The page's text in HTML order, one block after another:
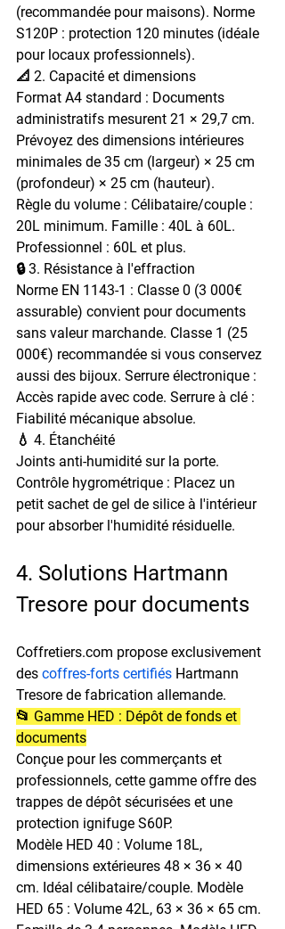
(recommandée pour maisons). Norme
S120P : protection 120 minutes (idéale
pour locaux professionnels).
📐 2. Capacité et dimensions
Format A4 standard : Documents
administratifs mesurent 21 × 29,7 cm.
Prévoyez des dimensions intérieures
minimales de 35 cm (largeur) × 25 cm
(profondeur) × 25 cm (hauteur).
Règle du volume : Célibataire/couple :
20L minimum. Famille : 40L à 60L.
Professionnel : 60L et plus.
🔒 3. Résistance à l'effraction
Norme EN 1143-1 : Classe 0 (3 000€
assurable) convient pour documents
sans valeur marchande. Classe 1 (25
000€) recommandée si vous conservez
aussi des bijoux. Serrure électronique :
Accès rapide avec code. Serrure à clé :
Fiabilité mécanique absolue.
💧 4. Étanchéité
Joints anti-humidité sur la porte.
Contrôle hygrométrique : Placez un
petit sachet de gel de silice à l'intérieur
pour absorber l'humidité résiduelle.
4. Solutions Hartmann
Tresore pour documents
Coffretiers.com propose exclusivement
des coffres-forts certifiés Hartmann
Tresore de fabrication allemande.
📂 Gamme HED : Dépôt de fonds et
documents
Conçue pour les commerçants et
professionnels, cette gamme offre des
trappes de dépôt sécurisées et une
protection ignifuge S60P.
Modèle HED 40 : Volume 18L,
dimensions extérieures 48 × 36 × 40
cm. Idéal célibataire/couple. Modèle
HED 65 : Volume 42L, 63 × 36 × 65 cm.